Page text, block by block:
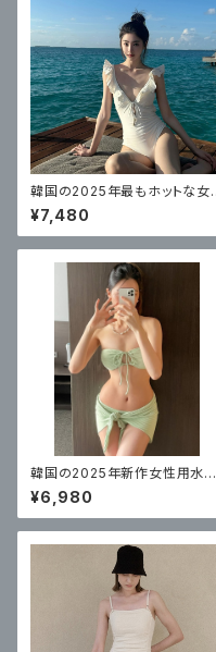
韓国の2025年最もホットな女
性用水着、ワンピース三角フライ
ングスリーブ
¥7,480
韓国の2025年新作女性用水
着、セクシーな女の子がビーチ
でセクシーに見せるための高級
バンドゥビキニ3点セット
¥6,980